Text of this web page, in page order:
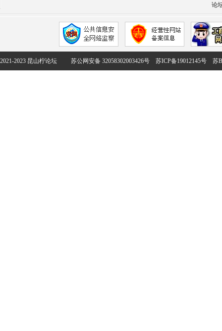
论
2021-2023 昆山柠论坛 苏公网安备 32058302003426号 苏ICP备19012145号 苏